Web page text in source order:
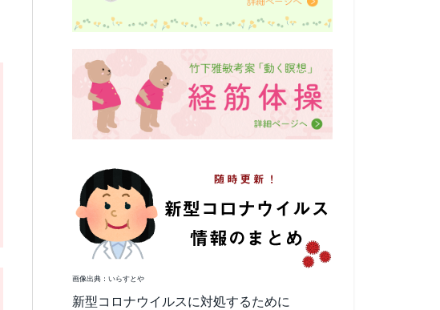
画像出典：いらすとや
新型コロナウイルスに対処するために